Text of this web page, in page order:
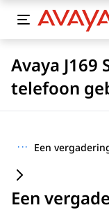
Avaya J169
telefoon
··· Een
Een